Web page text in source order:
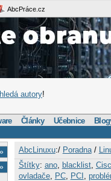
AbcPráce.cz
hledá autory!
Články Učebnice
AbcLinuxu:/ Poradna/
Štítky: ano, blacklist,
ovladače, PC, PCI